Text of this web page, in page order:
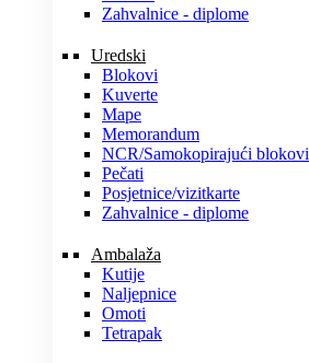
Zahvalnice - diplome
Uredski
Blokovi
Kuverte
Mape
Memorandum
NCR/Samokopirajući blokovi
Pečati
Posjetnice/vizitkarte
Zahvalnice - diplome
Ambalaža
Kutije
Naljepnice
Omoti
Tetrapak